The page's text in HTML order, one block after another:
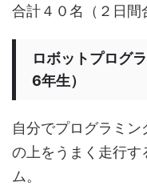
合計４０名（２日間
ロボットプログ
6年生）
自分でプログラミ
の上をうまく走行す
ム。